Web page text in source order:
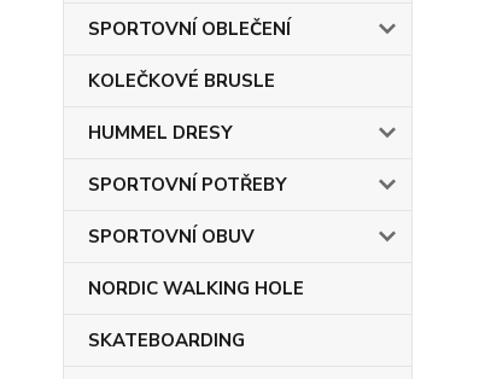
SPORTOVNÍ OBLEČENÍ
KOLEČKOVÉ BRUSLE
HUMMEL DRESY
SPORTOVNÍ POTŘEBY
SPORTOVNÍ OBUV
NORDIC WALKING HOLE
SKATEBOARDING